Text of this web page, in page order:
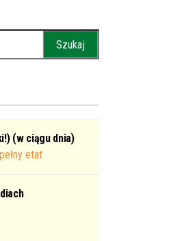
(w ciągu dnia)
etat